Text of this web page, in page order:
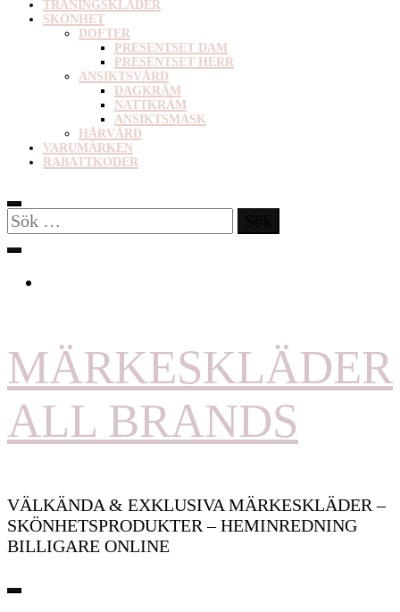
TRÄNINGSKLÄDER
SKÖNHET
DOFTER
PRESENTSET DAM
PRESENTSET HERR
ANSIKTSVÅRD
DAGKRÄM
NATTKRÄM
ANSIKTSMASK
HÅRVÅRD
VARUMÄRKEN
RABATTKODER
Sök
efter:
MÄRKESKLÄDER
ALL BRANDS
VÄLKÄNDA & EXKLUSIVA MÄRKESKLÄDER –
SKÖNHETSPRODUKTER – HEMINREDNING
BILLIGARE ONLINE